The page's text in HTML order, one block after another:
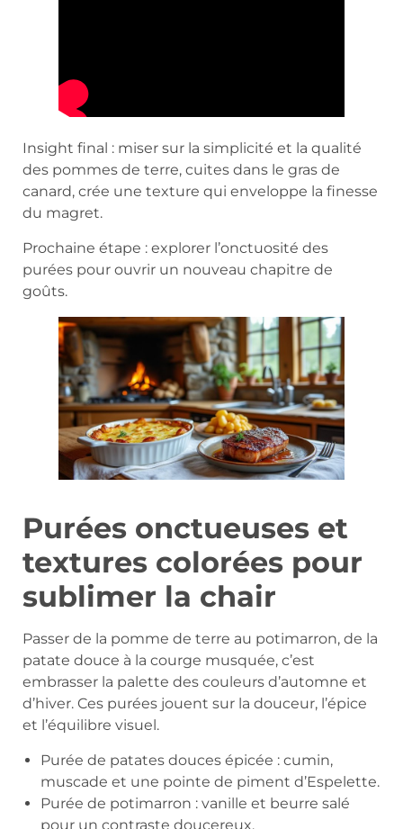
Insight final : miser sur la simplicité et la qualité
des pommes de terre, cuites dans le gras de
canard, crée une texture qui enveloppe la finesse
du magret.
Prochaine étape : explorer l’onctuosité des
purées pour ouvrir un nouveau chapitre de
goûts.
Purées onctueuses et
textures colorées pour
sublimer la chair
Passer de la pomme de terre au potimarron, de la
patate douce à la courge musquée, c’est
embrasser la palette des couleurs d’automne et
d’hiver. Ces purées jouent sur la douceur, l’épice
et l’équilibre visuel.
Purée de patates douces épicée : cumin,
muscade et une pointe de piment d’Espelette.
Purée de potimarron : vanille et beurre salé
pour un contraste doucereux.